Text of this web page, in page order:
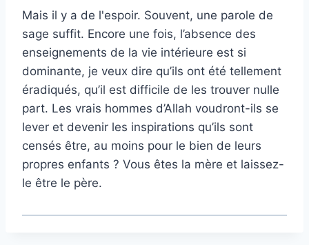
Mais il y a de l'espoir. Souvent, une parole de
sage suffit. Encore une fois, l’absence des
enseignements de la vie intérieure est si
dominante, je veux dire qu’ils ont été tellement
éradiqués, qu’il est difficile de les trouver nulle
part. Les vrais hommes d’Allah voudront-ils se
lever et devenir les inspirations qu’ils sont
censés être, au moins pour le bien de leurs
propres enfants ? Vous êtes la mère et laissez-
le être le père.